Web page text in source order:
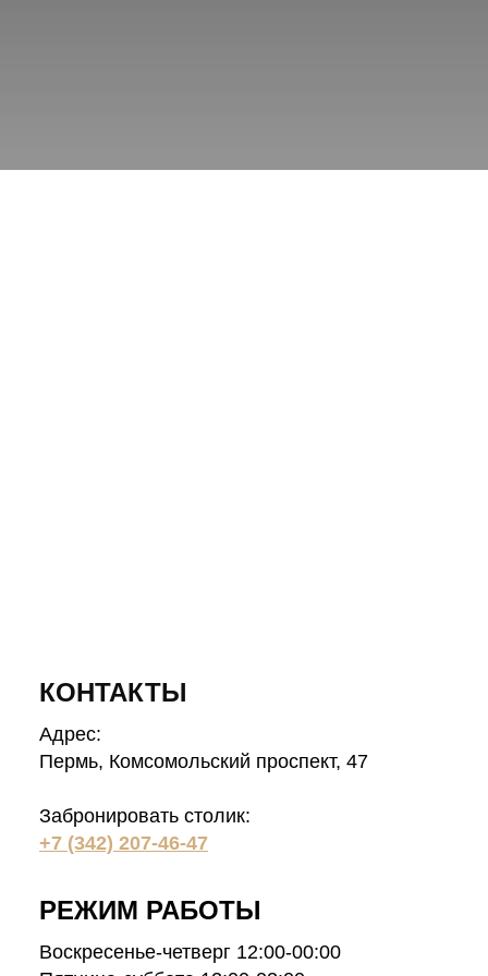
КОНТАКТЫ
Адрес:
Пермь, Комсомольский проспект, 47
Забронировать столик:
+7 (342) 207-46-47
Воскресенье-четверг 12:00-00:00
РЕЖИМ РАБОТЫ